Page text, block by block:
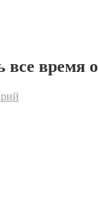
все время